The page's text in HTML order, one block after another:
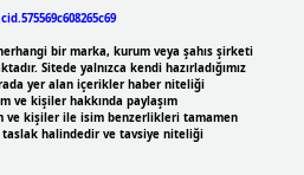
bir marka, kurum veya şahıs şirketi
Sitede yalnızca kendi hazırladığımız
yer alan içerikler haber niteliği
ve kişiler hakkında paylaşım
ve kişiler ile isim benzerlikleri tamamen
halindedir ve tavsiye niteliği